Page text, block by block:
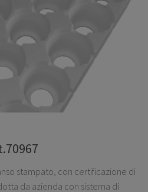
stampato, con certificazione di
da azienda con sistema di